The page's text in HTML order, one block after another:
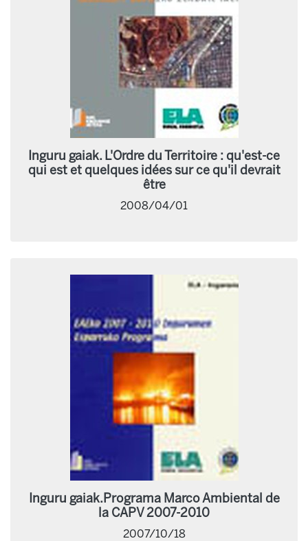
Inguru gaiak. L'Ordre du Territoire : qu'est-ce
qui est et quelques idées sur ce qu'il devrait
être
2008/04/01
Inguru gaiak.Programa Marco Ambiental de
la CAPV 2007-2010
2007/10/18